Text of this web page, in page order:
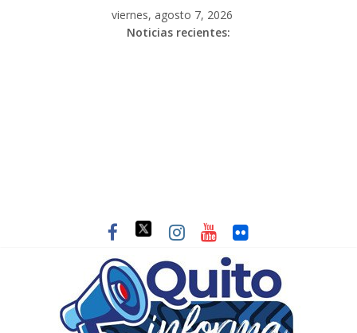
viernes, agosto 7, 2026
Noticias recientes: